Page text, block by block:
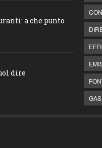
a che punto
dire